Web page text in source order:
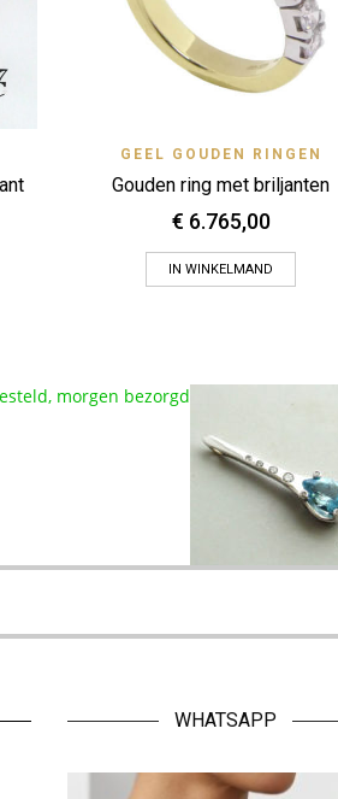
Zet op verlanglijstje Quick View
GEEL GOUDEN RINGEN
Gouden ring met briljanten
€ 6.765,00
IN WINKELMAND
morgen bezorgd
WHATSAPP